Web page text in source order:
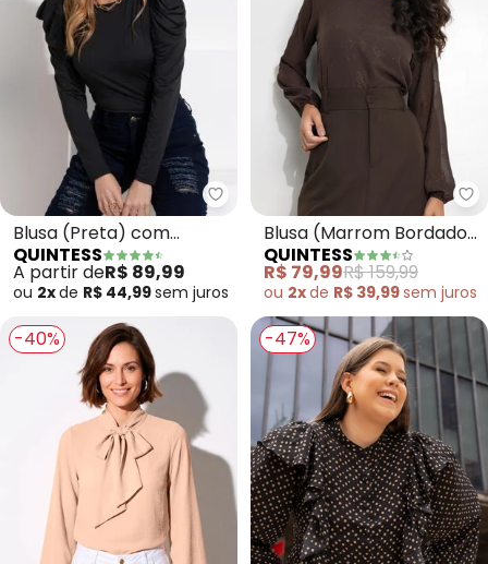
Quintess - Blusa (Preta) com
Blusa (Preta) com
Mangas Bufantes
QUINTESS
A partir deR$ 89,99
ou 2xde R$ 44,99sem juros
Blusa (Marrom Bordado)
em Chiffon
QUINTESS
R$ 79,99R$ 159,99
ou 2xde R$ 39,99sem juros
-40% -47%